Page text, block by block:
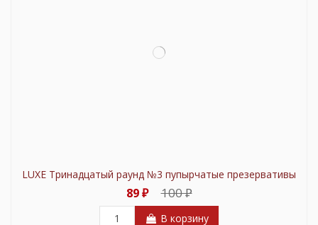
LUXE Тринадцатый раунд №3 пупырчатые презервативы
89 ₽ 100 ₽
В корзину